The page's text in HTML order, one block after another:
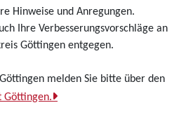
Hinweise und Anregungen.
Ihre Verbesserungsvorschläge an
Göttingen entgegen.
melden Sie bitte über den
Göttingen.